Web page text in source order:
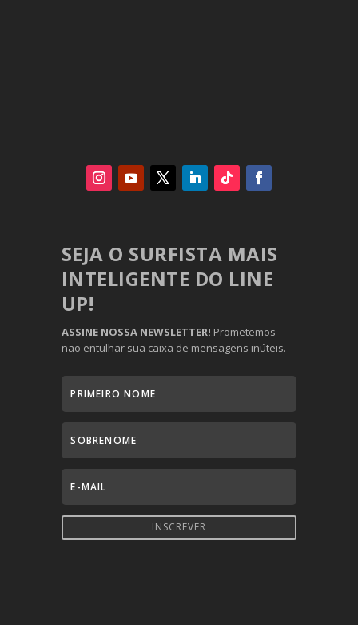
SEJA O SURFISTA MAIS
INTELIGENTE DO LINE
UP!
ASSINE NOSSA NEWSLETTER! Prometemos
não entulhar sua caixa de mensagens inúteis.
INSCREVER